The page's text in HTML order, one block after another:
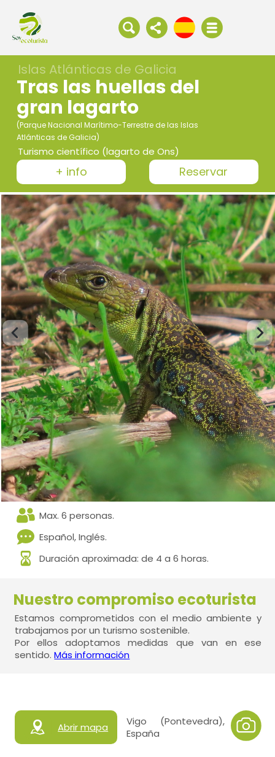
Islas Atlánticas de Galicia
Tras las huellas del
gran lagarto
(Parque Nacional Marítimo-Terrestre de las Islas
Atlánticas de Galicia)
Turismo científico (lagarto de Ons)
+ info Reservar
Max. 6 personas.
Español, Inglés.
Duración aproximada: de 4 a 6 horas.
Nuestro compromiso ecoturista
Estamos comprometidos con el medio ambiente y
trabajamos por un turismo sostenible.
Por ellos adoptamos medidas que van en ese
sentido.Más información
Abrir mapa
Vigo (Pontevedra),
España